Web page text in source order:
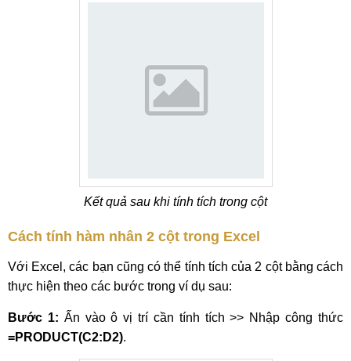
Kết quả sau khi tính tích trong cột
Cách tính hàm nhân 2 cột trong Excel
Với Excel, các bạn cũng có thể tính tích của 2 cột bằng cách
thực hiện theo các bước trong ví dụ sau:
Bước 1: Ấn vào ô vị trí cần tính tích >> Nhập công thức
=PRODUCT(C2:D2).